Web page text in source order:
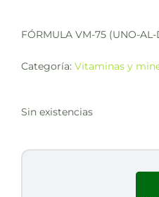
FÓRMULA VM-75 (UNO-
Categoría: Vitaminas y
Sin existencias